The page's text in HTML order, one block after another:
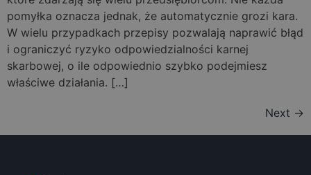
pomyłka oznacza jednak, że automatycznie grozi kara.
W wielu przypadkach przepisy pozwalają naprawić błąd
i ograniczyć ryzyko odpowiedzialności karnej
skarbowej, o ile odpowiednio szybko podejmiesz
właściwe działania. […]
Next →